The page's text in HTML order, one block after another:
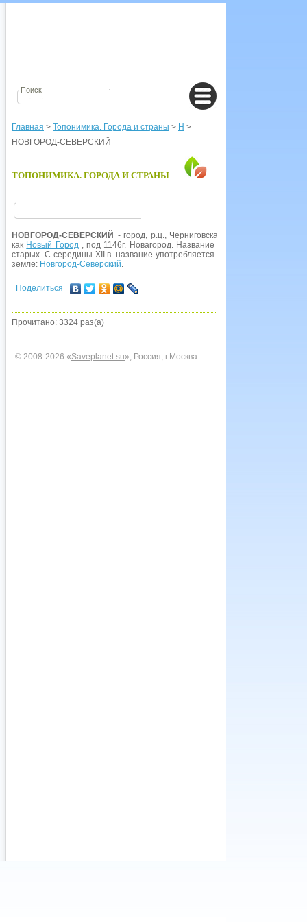
Главная > Топонимика. Города и страны > Н >
НОВГОРОД-СЕВЕРСКИЙ
ТОПОНИМИКА. ГОРОДА И СТРАНЫ
НОВГОРОД-СЕВЕРСКИЙ - город, р.ц., Черниговская обл.,
как Новый Город, под 1146г. Новагород. Название характерно для
старых. С середины XII в. название употребляется с определением,
земле: Новгород-Северский.
Поделиться
Прочитано: 3324 раз(а)
© 2008-2026 «Saveplanet.su», Россия, г.Москва